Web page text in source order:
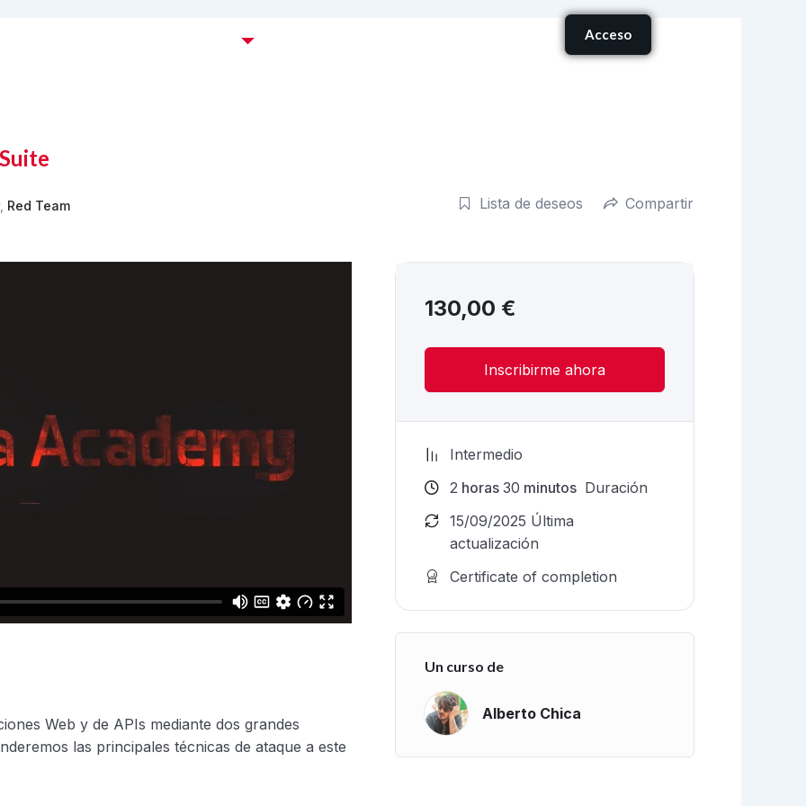
Acceso
, Red Team Lista de deseos Compartir
Web y de APIs mediante dos grandes
las principales técnicas de ataque a este
130,00 €
Inscribirme ahora
Intermedio
2 horas 30 minutos Duración
15/09/2025 Última
actualización
Certificate of completion
Un curso de
Alberto Chica